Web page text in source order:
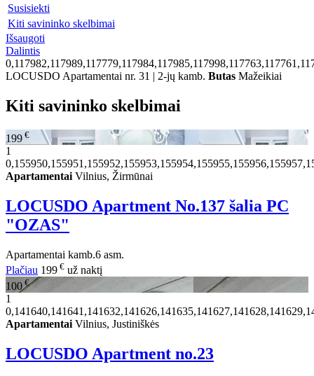
Susisiekti
Kiti savininko skelbimai
Išsaugoti
Dalintis
LOCUSDO Apartamentai nr. 31 | 2-jų kamb. Butas Mažeikiai
Kiti savininko skelbimai
199 €
1
Apartamentai Vilnius, Žirmūnai
LOCUSDO Apartment No.137 šalia PC
"OZAS"
Apartamentai kamb.6 asm.
Plačiau 199 € už naktį
100 €
1
Apartamentai Vilnius, Justiniškės
LOCUSDO Apartment no.23